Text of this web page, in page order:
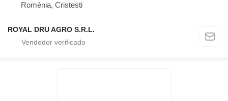
Roménia, Cristesti
ROYAL DRU AGRO S.R.L.